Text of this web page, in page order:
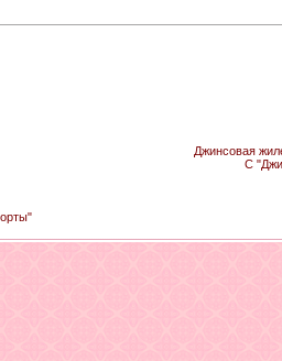
Джинсовая
С